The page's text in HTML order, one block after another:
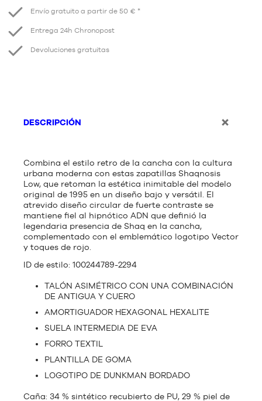
Envío gratuito a partir de 50 € *
Entrega 24h Chronopost
Devoluciones gratuitas
DESCRIPCIÓN
Combina el estilo retro de la cancha con la cultura
urbana moderna con estas zapatillas Shaqnosis
Low, que retoman la estética inimitable del modelo
original de 1995 en un diseño bajo y versátil. El
atrevido diseño circular de fuerte contraste se
mantiene fiel al hipnótico ADN que definió la
legendaria presencia de Shaq en la cancha,
complementado con el emblemático logotipo Vector
y toques de rojo.
ID de estilo: 100244789-2294
TALÓN ASIMÉTRICO CON UNA COMBINACIÓN
DE ANTIGUA Y CUERO
AMORTIGUADOR HEXAGONAL HEXALITE
SUELA INTERMEDIA DE EVA
FORRO TEXTIL
PLANTILLA DE GOMA
LOGOTIPO DE DUNKMAN BORDADO
Caña: 34 % sintético recubierto de PU, 29 % piel de